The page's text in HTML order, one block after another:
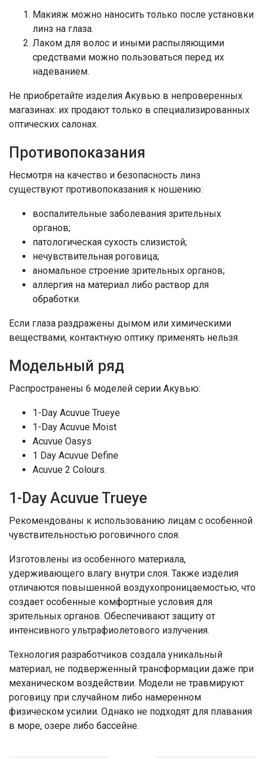
Макияж можно наносить только после установки
линз на глаза.
Лаком для волос и иными распыляющими
средствами можно пользоваться перед их
надеванием.
Не приобретайте изделия Акувью в непроверенных
магазинах: их продают только в специализированных
оптических салонах.
Противопоказания
Несмотря на качество и безопасность линз
существуют противопоказания к ношению:
воспалительные заболевания зрительных
органов;
патологическая сухость слизистой;
нечувствительная роговица;
аномальное строение зрительных органов;
аллергия на материал либо раствор для
обработки.
Если глаза раздражены дымом или химическими
веществами, контактную оптику применять нельзя.
Модельный ряд
Распространены 6 моделей серии Акувью:
1-Day Acuvue Trueye
1-Day Acuvue Moist
Acuvue Oasys
1 Day Acuvue Define
Acuvue 2 Colours.
1-Day Acuvue Trueye
Рекомендованы к использованию лицам с особенной
чувствительностью роговичного слоя.
Изготовлены из особенного материала,
удерживающего влагу внутри слоя. Также изделия
отличаются повышенной воздухопроницаемостью, что
создает особенные комфортные условия для
зрительных органов. Обеспечивают защиту от
интенсивного ультрафиолетового излучения.
Технология разработчиков создала уникальный
материал, не подверженный трансформации даже при
механическом воздействии. Модели не травмируют
роговицу при случайном либо намеренном
физическом усилии. Однако не подходят для плавания
в море, озере либо бассейне.